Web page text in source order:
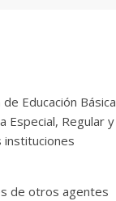
Educación Básica
Especial, Regular y
instituciones
de otros agentes